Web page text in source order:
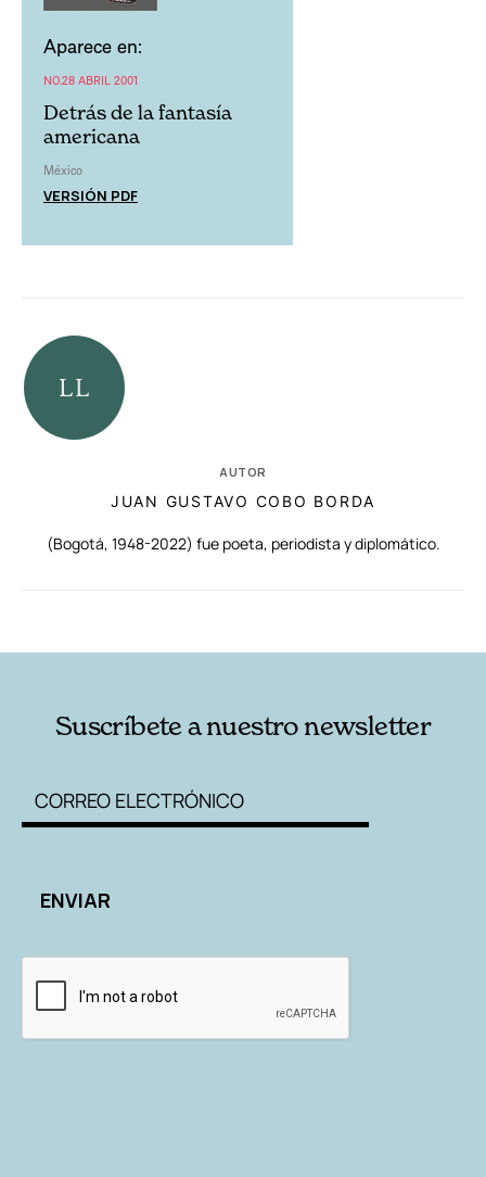
Aparece en:
NO.28 ABRIL 2001
Detrás de la fantasía
americana
México
VERSIÓN PDF
AUTOR
JUAN GUSTAVO COBO BORDA
(Bogotá, 1948-2022) fue poeta, periodista y diplomático.
Suscríbete a nuestro newsletter